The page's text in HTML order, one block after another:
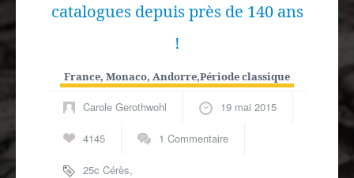
Outre-mer
Autres spécialités
catalogues depuis près de 140 ans
!
France, Monaco, Andorre,Période classique
Carole Gerothwohl 19 mai 2015
4145 1 Commentaire
25c Cérès,